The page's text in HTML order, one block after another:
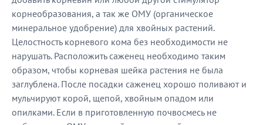
корнеобразования, а так же ОМУ (органическое
минеральное удобрение) для хвойных растений.
Целостность корневого кома без необходимости не
нарушать. Расположить саженец необходимо таким
образом, чтобы корневая шейка растения не была
заглублена. После посадки саженец хорошо поливают и
мульчируют корой, щепой, хвойным опадом или
опилками. Если в приготовленную почвосмесь не